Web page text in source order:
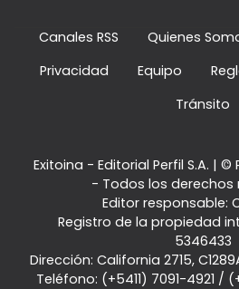
Canales RSS Quienes
Privacidad
Equipo
Tránsito
Exitoina - Editorial Perfil S.A. | ©
- Todos los derechos
Editor responsable:
Registro de la propiedad
5346433
Dirección: California 2715,
Teléfono: (+5411) 7091-4921 /